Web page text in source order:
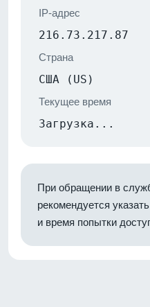
IP-адрес
216.73.217.87
Страна
США (US)
Текущее время
Загрузка...
При обращении в
рекомендуется
и время попытки